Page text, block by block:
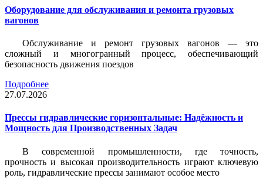
Оборудование для обслуживания и ремонта грузовых
вагонов
Обслуживание и ремонт грузовых вагонов — это
сложный и многогранный процесс, обеспечивающий
безопасность движения поездов
Подробнее
27.07.2026
Прессы гидравлические горизонтальные: Надёжность и
Мощность для Производственных Задач
В современной промышленности, где точность,
прочность и высокая производительность играют ключевую
роль, гидравлические прессы занимают особое место